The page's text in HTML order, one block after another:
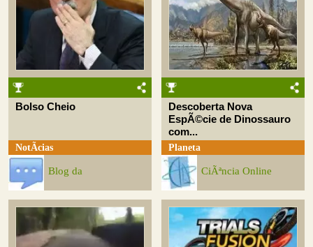
Bolso Cheio
NotÃ­cias
Blog da
Descoberta Nova
EspÃ©cie de Dinossauro
com...
Planeta
CiÃªncia Online